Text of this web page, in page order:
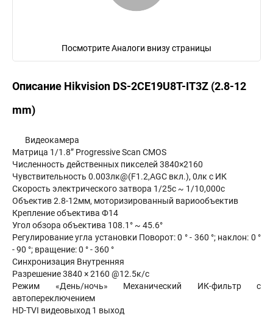
Посмотрите Аналоги внизу страницы
Описание Hikvision DS-2CE19U8T-IT3Z (2.8-12
mm)
Видеокамера
Матрица 1/1.8” Progressive Scan CMOS
Численность действенных пикселей 3840×2160
Чувствительность 0.003лк@(F1.2,AGC вкл.), 0лк с ИК
Скорость электрического затвора 1/25с ~ 1/10,000с
Объектив 2.8-12мм, моторизированный вариообъектив
Крепление объектива Ф14
Угол обзора объектива 108.1° ~ 45.6°
Регулирование угла установки Поворот: 0 ° - 360 °; наклон: 0 °
- 90 °; вращение: 0 ° - 360 °
Синхронизация Внутренняя
Разрешение 3840 × 2160 @12.5к/с
Режим «День/ночь» Механический ИК-фильтр с
автопереключением
HD-TVI видеовыход 1 выход